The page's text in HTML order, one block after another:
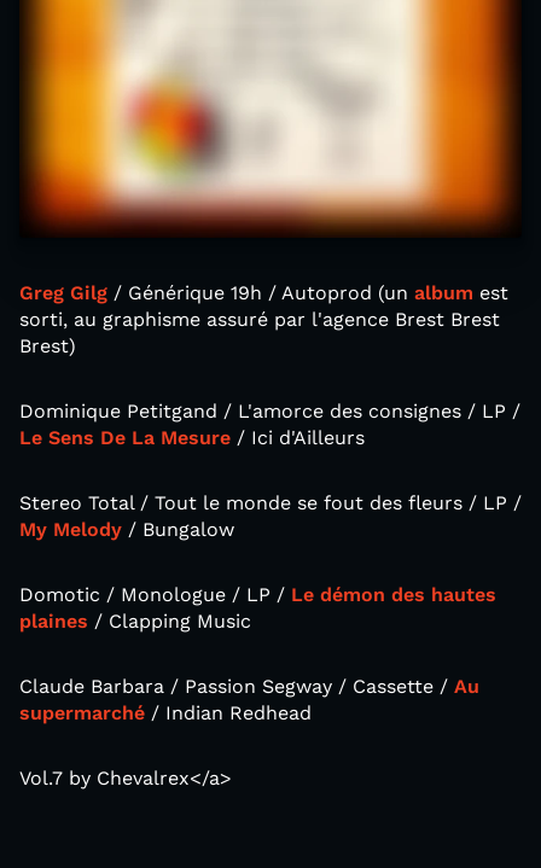
Greg Gilg / Générique 19h / Autoprod (un album est
sorti, au graphisme assuré par l'agence Brest Brest
Brest)
Dominique Petitgand / L'amorce des consignes / LP /
Le Sens De La Mesure / Ici d'Ailleurs
Stereo Total / Tout le monde se fout des fleurs / LP /
My Melody / Bungalow
Domotic / Monologue / LP / Le démon des hautes
plaines / Clapping Music
Claude Barbara / Passion Segway / Cassette / Au
supermarché / Indian Redhead
Vol.7 by Chevalrex</a>